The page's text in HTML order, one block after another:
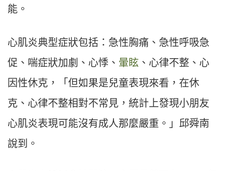
能。
心肌炎典型症狀包括：急性胸痛、急性呼吸急
促、喘症狀加劇、心悸、 暈眩 、心律不整、心
因性休克，「但如果是兒童表現來看，在休
克、心律不整相對不常見，統計上發現小朋友
心肌炎表現可能沒有成人那麼嚴重。」邱舜南
說到。